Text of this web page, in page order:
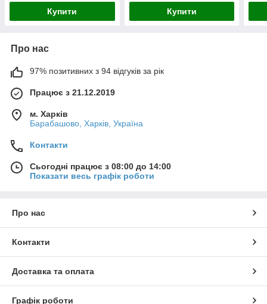
Купити Купити
Про нас
97% позитивних з 94 відгуків за рік
Працює з 21.12.2019
м. Харків
Барабашово, Харків, Україна
Контакти
Сьогодні працює з 08:00 до 14:00
Показати весь графік роботи
Про нас
Контакти
Доставка та оплата
Графік роботи